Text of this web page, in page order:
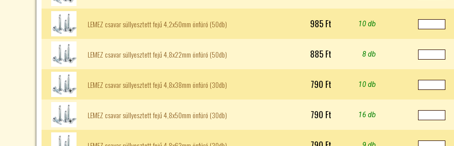
LEMEZ csavar süllyesztett fejű 4,2x50mm önfúró (50db) 985 Ft 10 db
LEMEZ csavar süllyesztett fejű 4,8x22mm önfúró (50db) 885 Ft 8 db
LEMEZ csavar süllyesztett fejű 4,8x38mm önfúró (30db) 790 Ft 10 db
LEMEZ csavar süllyesztett fejű 4,8x50mm önfúró (30db) 790 Ft 16 db